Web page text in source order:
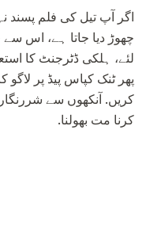
اگر آپ تیل کی فلم پسند
چھوڑ دیا جاتا ہے، اس
لئے، ہلکی ڈٹرجنٹ کا
پھر ٹنک کپاس پیڈ پر
کریں. آنکھوں سے شررنگار
کرنا مت بھولنا.